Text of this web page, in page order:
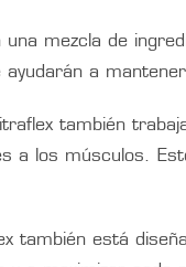
mezcla de
a
también
a los músculos.
también está